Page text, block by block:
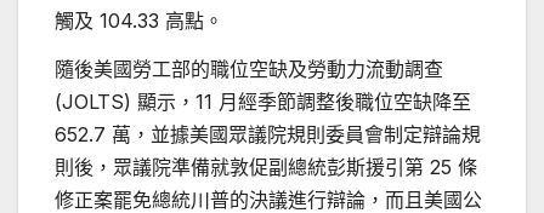
觸及 104.33 高點。
隨後美國勞工部的職位空缺及勞動力流動調查
(JOLTS) 顯示，11 月經季節調整後職位空缺降至
652.7 萬，並據美國眾議院規則委員會制定辯論規
則後，眾議院準備就敦促副總統彭斯援引第 25 條
修正案罷免總統川普的決議進行辯論，而且美國公